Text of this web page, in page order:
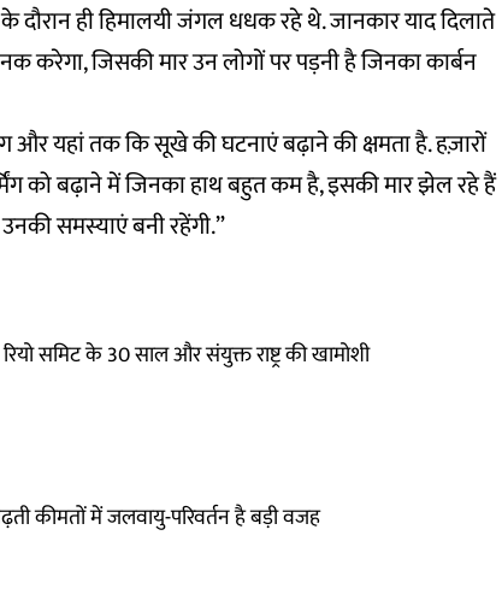
दौरान ही हिमालयी जंगल धधक रहे थे. जानकार याद दिलाते
जिसकी मार उन लोगों पर पड़नी है जिनका कार्बन
यहां तक कि सूखे की घटनाएं बढ़ाने की क्षमता है. हज़ारों
को बढ़ाने में जिनका हाथ बहुत कम है, इसकी मार झेल रहे हैं
समस्याएं बनी रहेंगी.”
समिट के 30 साल और संयुक्त राष्ट्र की खामोशी
कीमतों में जलवायु-परिवर्तन है बड़ी वजह